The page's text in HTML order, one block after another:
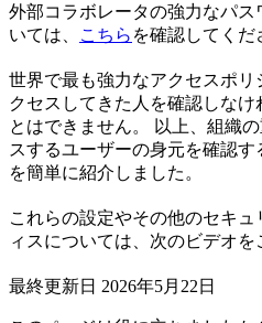
外部コラボレータの強力なパ
いては、
こちら を確認してくだ
世界で最も強力なアクセスポ
クセスしてきた人を確認しな
とはできません。 以上、組織
スするユーザーの身元を確認
を簡単に紹介しました。
これらの設定やその他のセキ
ィスについては、次のビデオを
最終更新日 2026年5月22日